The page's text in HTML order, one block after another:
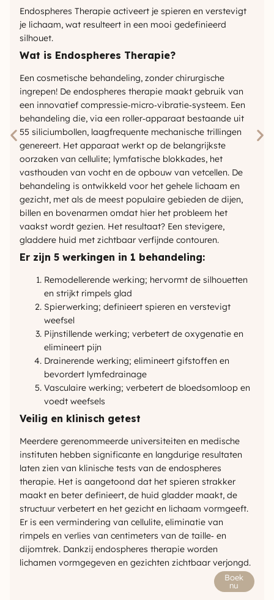
Endospheres Therapie activeert je spieren en verstevigt
je lichaam, wat resulteert in een mooi gedefinieerd
silhouet.
Wat is Endospheres Therapie?
Een cosmetische behandeling, zonder chirurgische
ingrepen! De endospheres therapie maakt gebruik van
een innovatief compressie‑micro‑vibratie‑systeem. Een
behandeling die, via een roller‑apparaat bestaande uit
55 siliciumbollen, laagfrequente mechanische trillingen
genereert. Het apparaat werkt op de belangrijkste
oorzaken van cellulite; lymfatische blokkades, het
vasthouden van vocht en de opbouw van vetcellen. De
behandeling is ontwikkeld voor het gehele lichaam en
gezicht, met als de meest populaire gebieden de dijen,
billen en bovenarmen omdat hier het probleem het
vaakst wordt gezien. Het resultaat? Een stevigere,
gladdere huid met zichtbaar verfijnde contouren.
Er zijn 5 werkingen in 1 behandeling:
Remodellerende werking; hervormt de silhouetten
en strijkt rimpels glad
Spierwerking; definieert spieren en verstevigt
weefsel
Pijnstillende werking; verbetert de oxygenatie en
elimineert pijn
Drainerende werking; elimineert gifstoffen en
bevordert lymfedrainage
Vasculaire werking; verbetert de bloedsomloop en
voedt weefsels
Veilig en klinisch getest
Meerdere gerenommeerde universiteiten en medische
instituten hebben significante en langdurige resultaten
laten zien van klinische tests van de endospheres
therapie. Het is aangetoond dat het spieren strakker
maakt en beter definieert, de huid gladder maakt, de
structuur verbetert en het gezicht en lichaam vormgeeft.
Er is een vermindering van cellulite, eliminatie van
rimpels en verlies van centimeters van de taille‑ en
dijomtrek. Dankzij endospheres therapie worden
lichamen vormgegeven en gezichten zichtbaar verjongd.
Boek
nu